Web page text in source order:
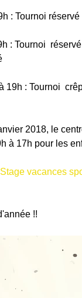
: Tournoi
: Tournoi
19h : Tournoi
2018, le
à 17h pour les
Stage vacances
!!